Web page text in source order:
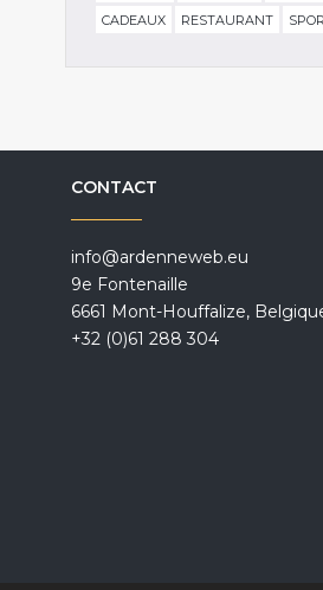
CADEAUX
RESTAURANT
CONTACT
info@ardenneweb.eu
9e Fontenaille
6661 Mont-Houffalize,
+32 (0)61 288 304